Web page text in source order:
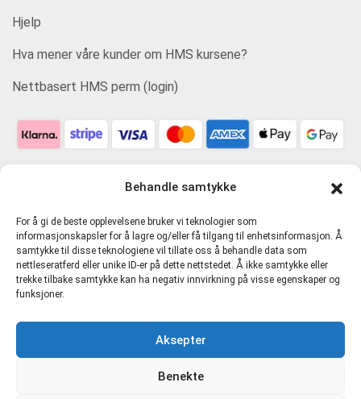
Behandle samtykke
For å gi de beste opplevelsene bruker vi teknologier som
informasjonskapsler for å lagre og/eller få tilgang til enhetsinformasjon. Å
samtykke til disse teknologiene vil tillate oss å behandle data som
nettleseratferd eller unike ID-er på dette nettstedet. Å ikke samtykke eller
trekke tilbake samtykke kan ha negativ innvirkning på visse egenskaper og
funksjoner.
Aksepter
Benekte
Hjelp
Hva mener våre kunder om HMS kursene?
Nettbasert HMS perm (login)
Personvern og tjenestevilkår
Cookie-erklæring (EU)